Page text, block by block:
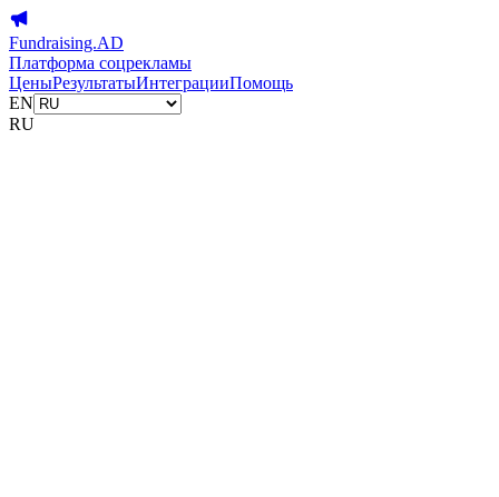
Fundraising.AD
Платформа соцрекламы
ЦеныРезультатыИнтеграцииПомощь
EN
RU